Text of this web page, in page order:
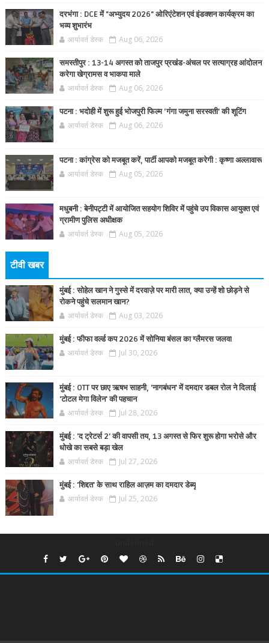
दरभंगा : DCE में "अभ्युदय 2026" ओरिएंटेशन एवं इंडक्शन कार्यक्रम का
भव्य शुभारंभ
आर्यावर्त डेस्क Aug 06, 2026
समस्तीपुर : 13-14 अगस्त को ताजपुर प्रखंड-अंचल पर सत्याग्रह आंदोलन
करेगा खेग्रामस व भाकपा माले
आर्यावर्त डेस्क Aug 06, 2026
पटना : भदोही में शुरू हुई भोजपुरी फिल्म ‘गंगा जमुना सरस्वती’ की शूटिंग
आर्यावर्त डेस्क Aug 06, 2026
पटना : कांग्रेस को मजबूत करें, पार्टी आपको मजबूत करेगी : कृष्णा अल्लावारू
आर्यावर्त डेस्क Aug 05, 2026
मधुबनी : बेनीपट्टी में आयोजित सहयोग शिविर में पहुंचे उप विकास आयुक्त एवं
ग्रामीण पुलिस अधीक्षक
आर्यावर्त डेस्क Aug 05, 2026
टीवी खबर
मुंबई : सोहेल खान ने गुस्से में दरवाज़े पर मारी लात, क्या उन्हें शो छोड़ने से
रोकने पहुंचे सलमान खान?
आर्यावर्त डेस्क Aug 03, 2026
मुंबई : फीफा वर्ल्ड कप 2026 में सोनिया बंसल का ग्लैमरस जलवा
आर्यावर्त डेस्क Jul 30, 2026
मुंबई : OTT पर छाए ऋषभ साहनी, 'नागबंधन' में दमदार डबल रोल ने दिलाई
'टोटल मेगा विलेन' की पहचान
आर्यावर्त डेस्क Jul 28, 2026
मुंबई : 'द ट्रेटर्स 2' की वापसी तय, 13 अगस्त से फिर शुरू होगा भरोसे और
धोखे का सबसे बड़ा खेल
आर्यावर्त डेस्क Jul 27, 2026
मुंबई : 'शिद्दत' के साथ राहिल आज़म का दमदार डेब्यू
आर्यावर्त डेस्क Jul 25, 2026